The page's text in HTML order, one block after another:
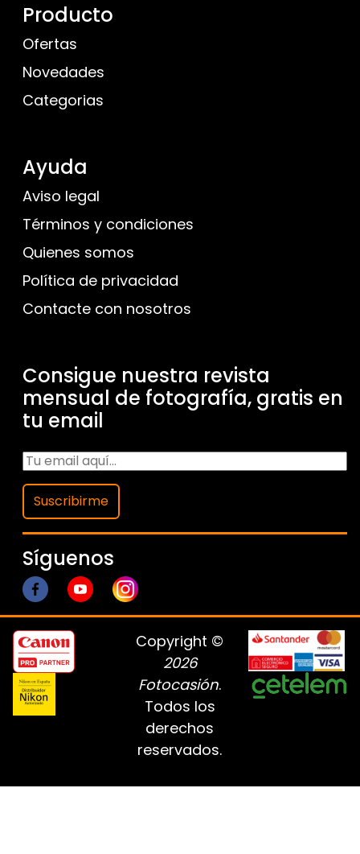
Producto
Ofertas
Novedades
Categorias
Ayuda
Aviso legal
Términos y condiciones
Quienes somos
Política de privacidad
Contacte con nosotros
Consigue nuestra revista
mensual de fotografía, gratis en
tu email
Suscribirme
Síguenos
Copyright ©
2026
Fotocasión.
Todos los
derechos
reservados.